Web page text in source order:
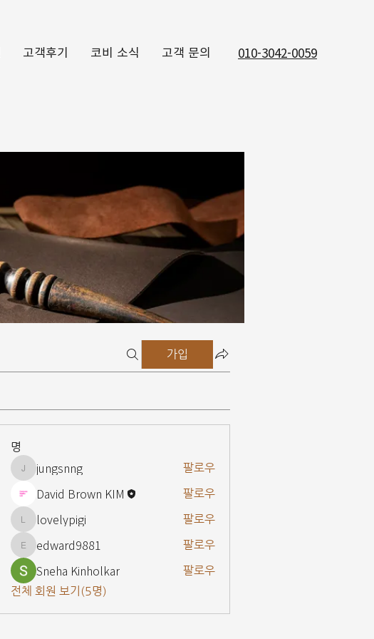
고객후기 코비 소식 고객 문의 010-3042-0059
가입
명
jungsnng
jungsnng 팔로우
David Brown KIM 팔로우
lovelypigi
lovelypigi 팔로우
edward9881
edward9881 팔로우
Sneha Kinholkar
팔로우
전체 회원 보기(5명)